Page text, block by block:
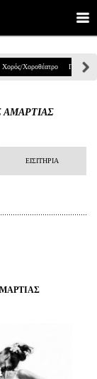
Χορός/Χοροθέατρο Παιδικά
ΑΜΑΡΤΙΑΣ
ΕΙΣΙΤΗΡΙΑ